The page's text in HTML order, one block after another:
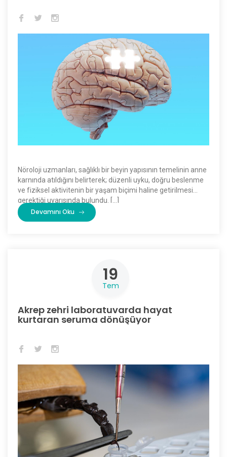
Nöroloji uzmanları, sağlıklı bir beyin yapısının temelinin anne
karnında atıldığını belirterek; düzenli uyku, doğru beslenme
ve fiziksel aktivitenin bir yaşam biçimi haline getirilmesi
gerektiği uyarısında bulundu. […]
Devamını Oku
19
Tem
Akrep zehri laboratuvarda hayat
kurtaran seruma dönüşüyor